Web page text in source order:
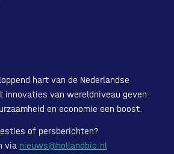
hart van de Nederlandse
innovaties van wereldniveau geven
en economie een boost.
of persberichten?
via nieuws@hollandbio.nl